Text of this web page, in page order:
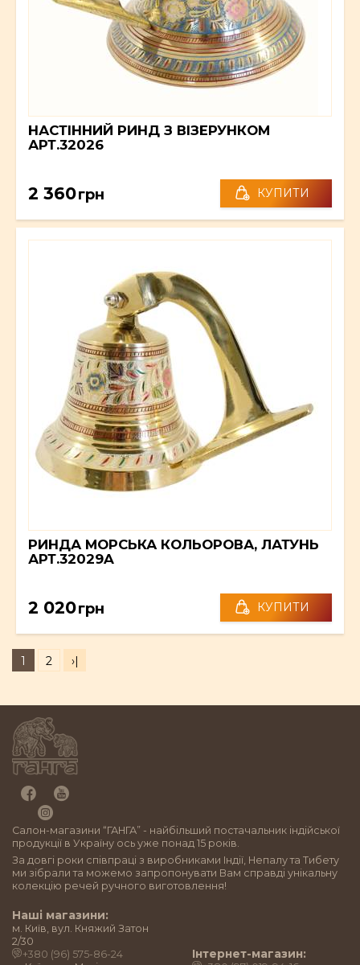
НАСТІННИЙ РИНД З ВІЗЕРУНКОМ
АРТ.32026
2 360грн КУПИТИ
РИНДА МОРСЬКА КОЛЬОРОВА, ЛАТУНЬ
АРТ.32029A
2 020грн КУПИТИ
1 2 ›|
Салон-магазини “ГАНГА” - найбільший постачальник індійської
продукції в Україну ось уже понад 15 років.
За довгі роки співпраці з виробниками Індії, Непалу та Тибету
ми зібрали та можемо запропонувати Вам справді унікальну
колекцію речей ручного виготовлення!
Наші магазини:
м. Київ, вул. Княжий Затон
2/30
+380 (96) 575-86-24
Інтернет-магазин: